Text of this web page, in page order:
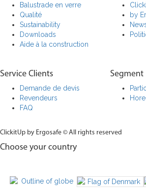
Service Clients
Demande de devis
Revendeurs
FAQ
Balustrade en verre
Qualité
Sustainability
Downloads
Aide à la construction
by
Segment
ClickitUp by Ergosafe © All rights reserved
Choose your country